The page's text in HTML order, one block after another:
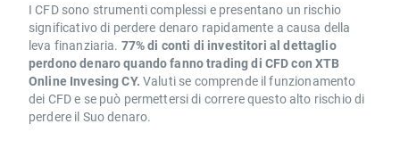
I CFD sono strumenti complessi e presentano un rischio
significativo di perdere denaro rapidamente a causa della
leva finanziaria. 77% di conti di investitori al dettaglio
perdono denaro quando fanno trading di CFD con XTB
Online Invesing CY. Valuti se comprende il funzionamento
dei CFD e se può permettersi di correre questo alto rischio di
perdere il Suo denaro.